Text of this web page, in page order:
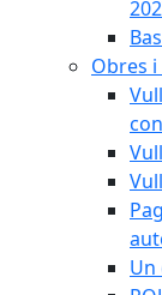
Obres
Un